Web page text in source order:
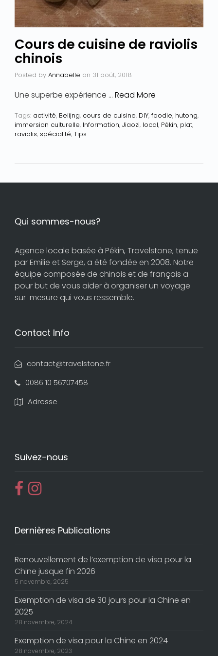
Cours de cuisine de raviolis
chinois
Posted by Annabelle on 31 août, 2018
Une superbe expérience … Read More
Tags: activité, Beiijng, cours de cuisine, DIY, foodie, hutong,
immersion culturelle, Information, Jiaozi, local, Pékin, plat,
raviolis, spécialité, Tips
Qui sommes-nous?
Agence locale basée à Pékin, Travelstone, tenue
par Emilie et Serge, a été fondée en 2008. Notre
équipe composée de chinois et de français a
pour but de vous aider à organiser un voyage
sur-mesure qui vous ressemble.
Contact Info
contact@travelstone.fr
0086 10 56707458
Adresse
Suivez-nous
Dernières Publications
Renouvellement de l’exemption de visa pour la
Chine jusque fin 2026
5 novembre, 2025
Exemption de visa de 30 jours pour la Chine en
2025
28 novembre, 2024
Exemption de visa pour la Chine en 2024
28 novembre, 2023